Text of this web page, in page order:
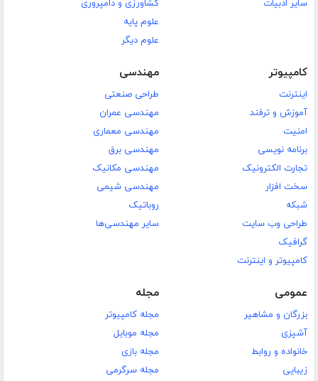
سایر ادبیات
کشاورزی و دامپروری
علوم پایه
علوم دیگر
کامپیوتر
اینترنت
آموزش و ترفند
امنیت
برنامه نویسی
تجارت الکترونیک
سخت افزار
شبکه
طراحی وب سایت
گرافیک
کامپیوتر و اینترنت
مهندسی
طراحی صنعتی
مهندسی عمران
مهندسی معماری
مهندسی برق
مهندسی مکانیک
مهندسی شیمی
روباتیک
سایر مهندسی‌ها
عمومی
بزرگان و مشاهیر
آشپزی
خانواده و روابط
زیبایی
مجله
مجله کامپیوتر
مجله موبایل
مجله بازی
مجله سرگرمی